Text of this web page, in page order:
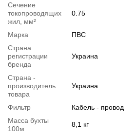
Сечение
токопроводящих
жил, мм²
0.75
Марка
ПВС
Страна
регистрации
бренда
Украина
Страна -
производитель
товара
Украина
Фильтр
Кабель - провод
Масса бухты
100м
8,1 кг